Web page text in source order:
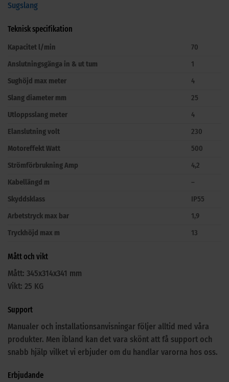
Sugslang
Teknisk specifikation
Kapacitet l/min
70
Anslutningsgänga in & ut tum
1
Sughöjd max meter
4
Slang diameter mm
25
Utloppsslang meter
4
Elanslutning volt
230
Motoreffekt Watt
500
Strömförbrukning Amp
4,2
Kabellängd m
–
Skyddsklass
IP55
Arbetstryck max bar
1,9
Tryckhöjd max m
13
Mått och vikt
Mått: 345x314x341 mm
Vikt: 25 KG
Support
Manualer och installationsanvisningar följer alltid med våra
produkter. Men ibland kan det vara skönt att få support och
snabb hjälp vilket vi erbjuder om du handlar varorna hos oss.
Erbjudande